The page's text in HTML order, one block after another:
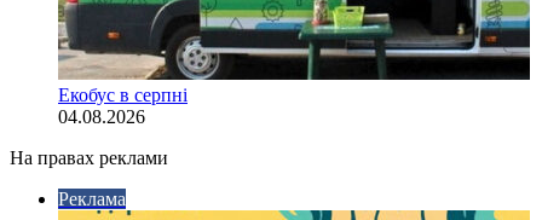
Екобус в серпні
04.08.2026
На правах реклами
Реклама